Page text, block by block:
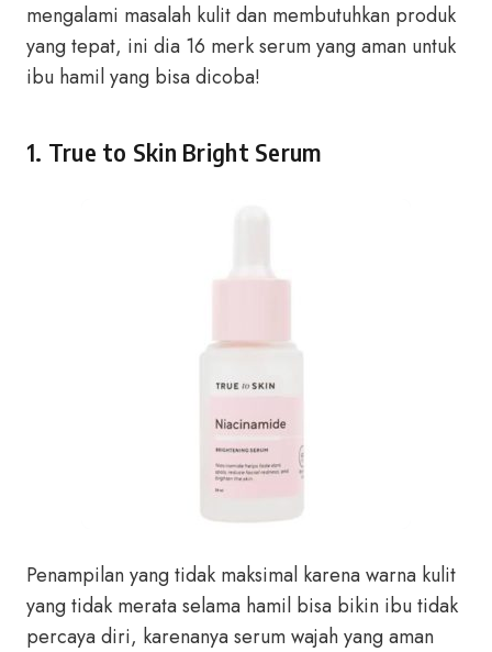
mengalami masalah kulit dan membutuhkan produk
yang tepat, ini dia 16 merk serum yang aman untuk
ibu hamil yang bisa dicoba!
1. True to Skin Bright Serum
Penampilan yang tidak maksimal karena warna kulit
yang tidak merata selama hamil bisa bikin ibu tidak
percaya diri, karenanya serum wajah yang aman